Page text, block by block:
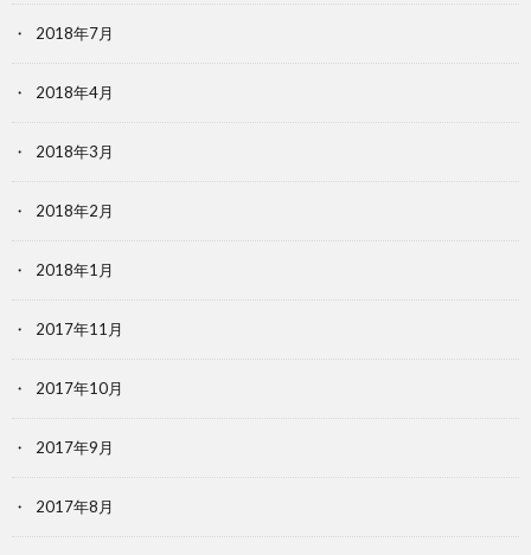
2018年7月
2018年4月
2018年3月
2018年2月
2018年1月
2017年11月
2017年10月
2017年9月
2017年8月